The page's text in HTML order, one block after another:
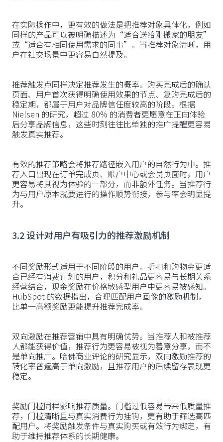
在实际操作中，更有效的做法是把推荐对象具体化，例如
同样的产品可以被明确描述为“适合送给刚搬家的朋友”
或“适合有相同使用需求的同事”。当推荐对象清晰，用
户在社交场景中更容易自然提及。
推荐触发点同样决定推荐发生的概率。购买完成后的确认
页面、用户首次获得明确使用效果的节点、复购完成后的
稳定期，都属于用户对品牌信任度较高的阶段。根据
Nielsen 的研究，超过 80% 的消费者更愿意在正向体验
后分享品牌信息，这些时刻往往比单独的推广提醒更容易
触发真实推荐。
有效的推荐策略会将推荐路径嵌入用户的自然行为中。推
荐入口出现在订单完成页、账户中心或会员页面时，用户
更容易将其视为体验的一部分，而非额外任务。当推荐行
为与用户原本就要进行的操作顺势衔接，参与率会明显提
升。
3.2 设计对用户有吸引力的推荐激励机制
不同奖励形式适用于不同阶段的用户。折扣和购物金更适
合已经有消费计划的用户，积分和礼品更容易与长期关系
经营结合，现金奖励在价格敏感型用户中更容易被感知。
HubSpot 的数据指出，合理匹配用户画像的激励机制，
比单一高额奖励更能提升推荐完成率。
双向激励在推荐营销中具有明确优势。当推荐人和被推荐
人都能获得价值，推荐行为更容易被视为善意分享，而不
是单向推广。哈佛商业评论的研究显示，双向激励推荐的
转化率普遍高于单向激励，且推荐用户的后续留存表现更
稳定。
奖励门槛同样影响推荐质量。门槛过低容易带来低质量推
荐，门槛清晰且与真实消费行为挂钩，更有助于筛选高匹
配用户。将奖励触发条件与真实购买或有效行为绑定，有
助于维持推荐体系的长期健康。